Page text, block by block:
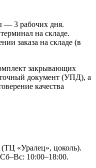
— 3 рабочих дня.
на складе.
заказа на складе (в
закрывающих
документ (УПД), а
качества
(ТЦ «Уралец», цоколь).
10:00–18:00.